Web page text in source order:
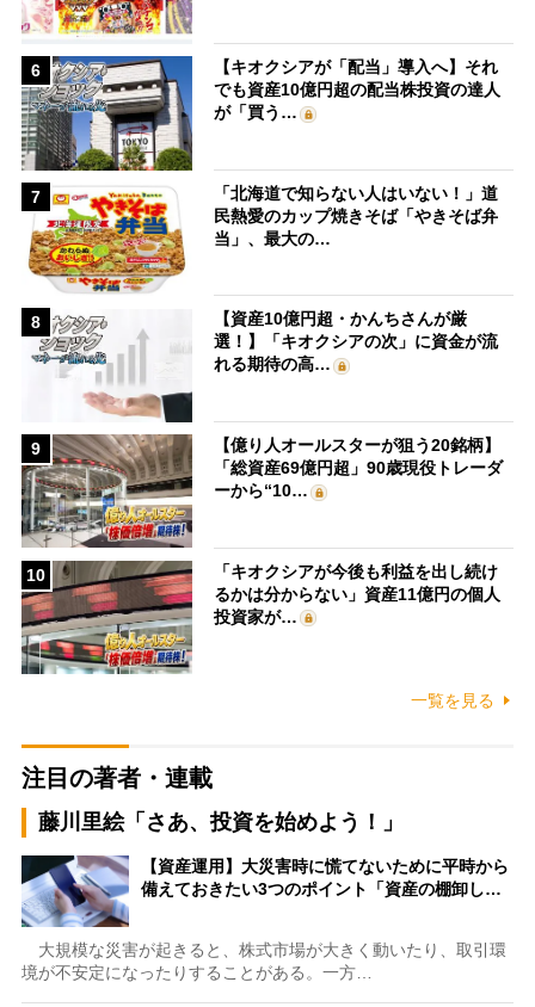
6
【キオクシアが「配当」導入へ】それ
でも資産10億円超の配当株投資の達人
が「買う…
7
「北海道で知らない人はいない！」道
民熱愛のカップ焼きそば「やきそば弁
当」、最大の…
8
【資産10億円超・かんちさんが厳
選！】「キオクシアの次」に資金が流
れる期待の高…
9
【億り人オールスターが狙う20銘柄】
「総資産69億円超」90歳現役トレーダ
ーから“10…
10
「キオクシアが今後も利益を出し続け
るかは分からない」資産11億円の個人
投資家が…
一覧を見る
注目の著者・連載
藤川里絵「さあ、投資を始めよう！」
【資産運用】大災害時に慌てないために平時から
備えておきたい3つのポイント「資産の棚卸し…
大規模な災害が起きると、株式市場が大きく動いたり、取引環
境が不安定になったりすることがある。一方…